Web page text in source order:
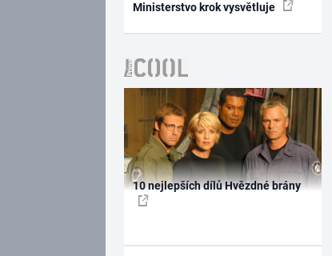
Ministerstvo krok vysvětluje
10 nejlepších dílů Hvězdné brány